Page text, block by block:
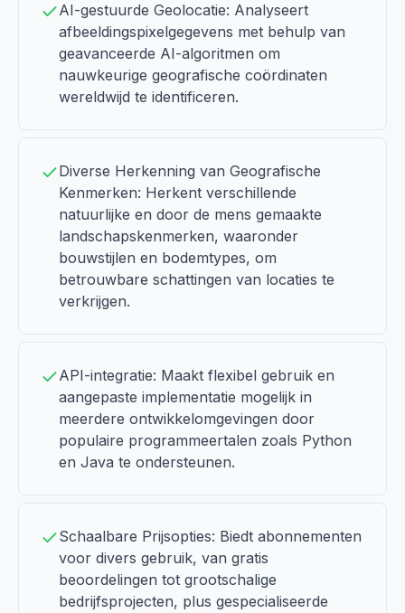
AI-gestuurde Geolocatie: Analyseert
afbeeldingspixelgegevens met behulp van
geavanceerde AI-algoritmen om
nauwkeurige geografische coördinaten
wereldwijd te identificeren.
Diverse Herkenning van Geografische
Kenmerken: Herkent verschillende
natuurlijke en door de mens gemaakte
landschapskenmerken, waaronder
bouwstijlen en bodemtypes, om
betrouwbare schattingen van locaties te
verkrijgen.
API-integratie: Maakt flexibel gebruik en
aangepaste implementatie mogelijk in
meerdere ontwikkelomgevingen door
populaire programmeertalen zoals Python
en Java te ondersteunen.
Schaalbare Prijsopties: Biedt abonnementen
voor divers gebruik, van gratis
beoordelingen tot grootschalige
bedrijfsprojecten, plus gespecialiseerde